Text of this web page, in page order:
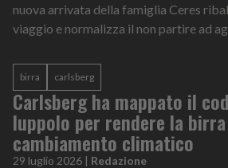
nuova arrivata della famiglia Ceres
viaggio e normalizza il non partire ad
birra carlsberg
Carlsberg ha mappato il
luppolo per rendere la
cambiamento climatico
29 luglio 2026 | Redazione